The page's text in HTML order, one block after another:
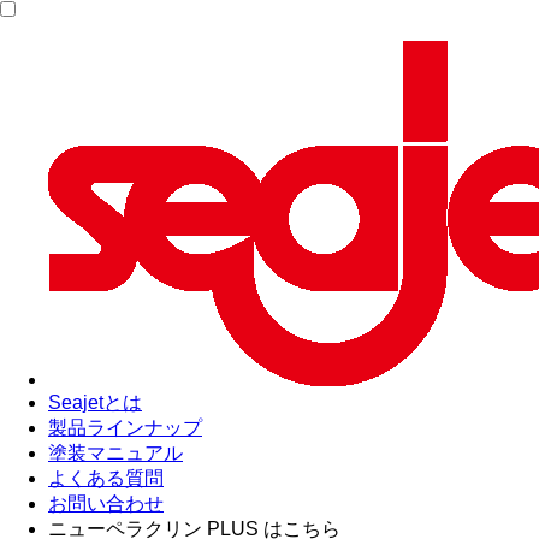
Seajetとは
製品ラインナップ
塗装マニュアル
よくある質問
お問い合わせ
ニューペラクリン PLUS はこちら